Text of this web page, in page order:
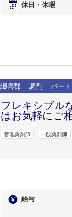
休日・休暇
綴喜郡 調剤 パート
フレキシブル
はお気軽にご
管理薬剤師 一般薬剤師
給与